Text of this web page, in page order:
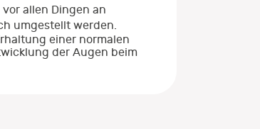
allen Dingen an
umgestellt werden.
einer normalen
der Augen beim